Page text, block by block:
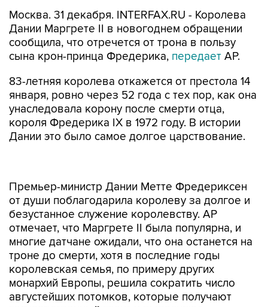
Москва. 31 декабря. INTERFAX.RU - Королева
Дании Маргрете II в новогоднем обращении
сообщила, что отречется от трона в пользу
сына крон-принца Фредерика, передает АР.
83-летняя королева откажется от престола 14
января, ровно через 52 года с тех пор, как она
унаследовала корону после смерти отца,
короля Фредерика IX в 1972 году. В истории
Дании это было самое долгое царствование.
безустанное служение королевству. АР
отмечает, что Маргрете II была популярна, и
многие датчане ожидали, что она останется на
троне до смерти, хотя в последние годы
королевская семья, по примеру других
монархий Европы, решила сократить число
августейших потомков, которые получают
государственный грант и выполняют
королевские обязанности.